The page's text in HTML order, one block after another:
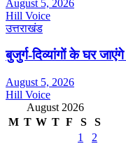
August 5, 2026
Hill Voice
उत्तराखंड
बुजुर्ग-दिव्यांगों के घर
August 5, 2026
Hill Voice
August 2026
M T W T F S
S
1
2